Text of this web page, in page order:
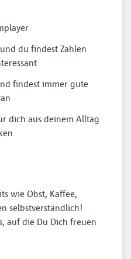
du findest Zahlen
findest immer gute
dich aus deinem Alltag
wie Obst, Kaffee,
selbstverständlich!
auf die Du Dich freuen